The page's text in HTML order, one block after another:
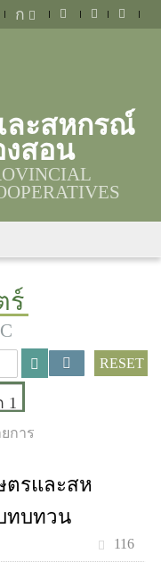
ก
ละสหกรณ์
สอน
ร์
RESET
1
การ
ตรและสห
ทบทวน
116